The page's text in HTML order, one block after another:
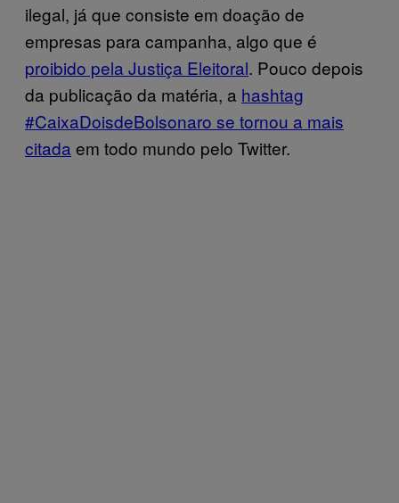
ilegal, já que consiste em doação de
empresas para campanha, algo que é
proibido pela Justiça Eleitoral. Pouco depois
da publicação da matéria, a hashtag
#CaixaDoisdeBolsonaro se tornou a mais
citada em todo mundo pelo Twitter.